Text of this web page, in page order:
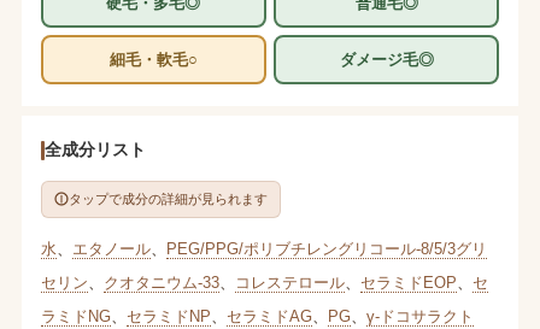
細毛・軟毛○ ダメージ毛◎
全成分リスト
タップで成分の詳細が見られます
水 エタノール、 PEG/PPG/ポリブチレングリコール-8/5/3グリ
セリン
クオタニウム-33、 コレステロール、 セラミドEOP
セ
ラミドNG、 セラミドNP セラミドAG、 PG、 γ-ドコサラクト